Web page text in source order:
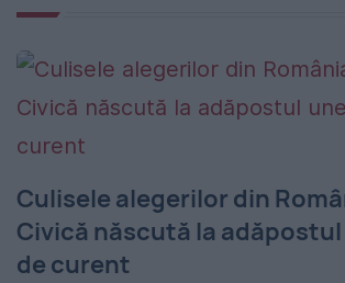
Evenimentul
Zilei
Culisele alegerilor din
Civică născută la
de curent